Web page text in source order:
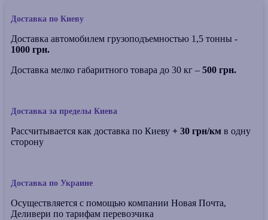
Доставка по Киеву
Доставка автомобилем грузоподъемностью 1,5 тонны -
1000 грн.
Доставка мелко габаритного товара до 30 кг – 500 грн.
Доставка за пределы Киева
Рассчитывается как доставка по Киеву + 30 грн/км в одну
сторону
Доставка по Украине
Осуществляется с помощью компании Новая Почта,
Деливери по тарифам перевозчика